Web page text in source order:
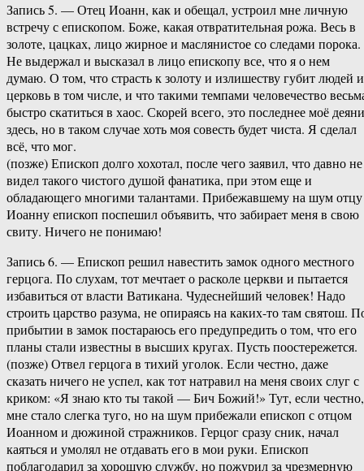
Запись 5. — Отец Иоанн, как и обещал, устроил мне личную
встречу с епископом. Боже, какая отвратительная рожа. Весь в
золоте, цацках, лицо жирное и маслянистое со следами порока.
Не выдержал и высказал в лицо епископу все, что я о нем
думаю. О том, что страсть к золоту и излишеству губит людей и
церковь в том числе, и что такими темпами человечество
быстро скатиться в хаос. Скорей всего, это последнее моё
здесь, но в таком случае хоть моя совесть будет чиста. Я сделал
всё, что мог.
(позже) Епископ долго хохотал, после чего заявил, что давно не
видел такого чистого душой фанатика, при этом еще и
обладающего многими талантами. Прибежавшему на шум отцу
Иоанну епископ поспешил объявить, что забирает меня в свою
свиту. Ничего не понимаю!
Запись 6. — Епископ решил навестить замок одного местного
герцога. По слухам, тот мечтает о расколе церкви и пытается
избавиться от власти Ватикана. Чудеснейший человек! Надо
строить царство разума, не опираясь на каких-то там святош.
прибытии в замок постараюсь его предупредить о том, что его
планы стали известны в высших кругах. Пусть поостережется.
(позже) Отвел герцога в тихий уголок. Если честно, даже
сказать ничего не успел, как тот натравил на меня своих слуг с
криком: «Я знаю кто ты такой — Бич Божий!» Тут, если честно,
мне стало слегка туго, но на шум прибежали епископ с отцом
Иоанном и дюжиной стражников. Герцог сразу сник, начал
каяться и умолял не отдавать его в мои руки. Епископ
поблагодарил за хорошую службу, но пожурил за чрезмерную